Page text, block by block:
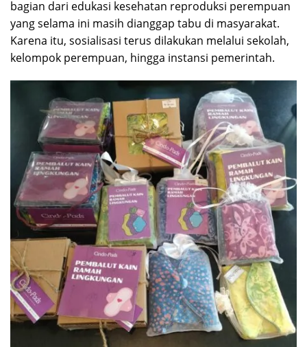
bagian dari edukasi kesehatan reproduksi perempuan
yang selama ini masih dianggap tabu di masyarakat.
Karena itu, sosialisasi terus dilakukan melalui sekolah,
kelompok perempuan, hingga instansi pemerintah.